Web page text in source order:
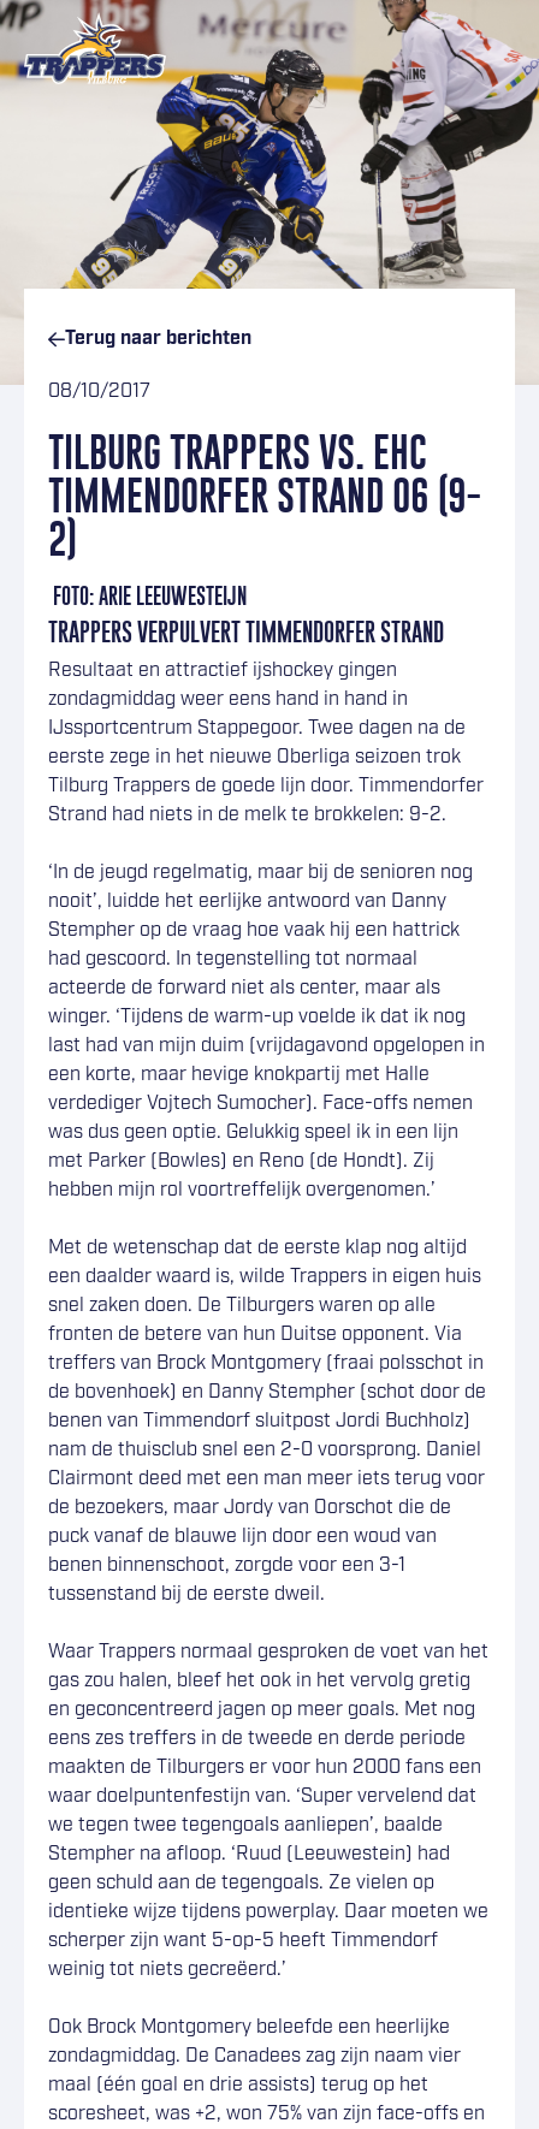
Ga naar inhoud
Terug naar berichten
08/10/2017
TILBURG TRAPPERS VS. EHC
TIMMENDORFER STRAND 06 (9-
2)
FOTO: ARIE LEEUWESTEIJN
TRAPPERS VERPULVERT TIMMENDORFER STRAND
Resultaat en attractief ijshockey gingen
zondagmiddag weer eens hand in hand in
IJssportcentrum Stappegoor. Twee dagen na de
eerste zege in het nieuwe Oberliga seizoen trok
Tilburg Trappers de goede lijn door. Timmendorfer
Strand had niets in de melk te brokkelen: 9-2.
‘In de jeugd regelmatig, maar bij de senioren nog
nooit’, luidde het eerlijke antwoord van Danny
Stempher op de vraag hoe vaak hij een hattrick
had gescoord. In tegenstelling tot normaal
acteerde de forward niet als center, maar als
winger. ‘Tijdens de warm-up voelde ik dat ik nog
last had van mijn duim (vrijdagavond opgelopen in
een korte, maar hevige knokpartij met Halle
verdediger Vojtech Sumocher). Face-offs nemen
was dus geen optie. Gelukkig speel ik in een lijn
met Parker (Bowles) en Reno (de Hondt). Zij
hebben mijn rol voortreffelijk overgenomen.’
Met de wetenschap dat de eerste klap nog altijd
een daalder waard is, wilde Trappers in eigen huis
snel zaken doen. De Tilburgers waren op alle
fronten de betere van hun Duitse opponent. Via
treffers van Brock Montgomery (fraai polsschot in
de bovenhoek) en Danny Stempher (schot door de
benen van Timmendorf sluitpost Jordi Buchholz)
nam de thuisclub snel een 2-0 voorsprong. Daniel
Clairmont deed met een man meer iets terug voor
de bezoekers, maar Jordy van Oorschot die de
puck vanaf de blauwe lijn door een woud van
benen binnenschoot, zorgde voor een 3-1
tussenstand bij de eerste dweil.
Waar Trappers normaal gesproken de voet van het
gas zou halen, bleef het ook in het vervolg gretig
en geconcentreerd jagen op meer goals. Met nog
eens zes treffers in de tweede en derde periode
maakten de Tilburgers er voor hun 2000 fans een
waar doelpuntenfestijn van. ‘Super vervelend dat
we tegen twee tegengoals aanliepen’, baalde
Stempher na afloop. ‘Ruud (Leeuwestein) had
geen schuld aan de tegengoals. Ze vielen op
identieke wijze tijdens powerplay. Daar moeten we
scherper zijn want 5-op-5 heeft Timmendorf
weinig tot niets gecreëerd.’
Ook Brock Montgomery beleefde een heerlijke
zondagmiddag. De Canadees zag zijn naam vier
maal (één goal en drie assists) terug op het
scoresheet, was +2, won 75% van zijn face-offs en